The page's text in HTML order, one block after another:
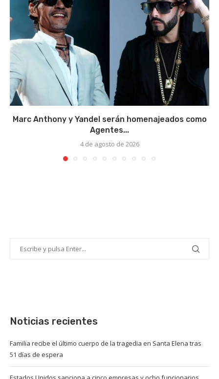
Marc Anthony y Yandel serán homenajeados como
Agentes...
4 de agosto de 2026
Noticias recientes
Familia recibe el último cuerpo de la tragedia en Santa Elena tras
51 días de espera